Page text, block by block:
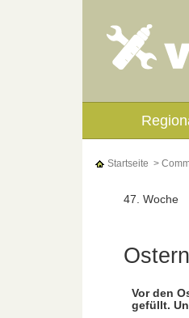
Startseite >
47. Woche
Vor den
gefüllt.